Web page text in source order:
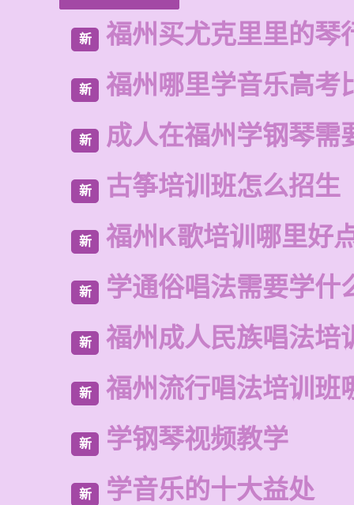
新 福州买尤克里里的琴
新 福州哪里学音乐高考
新 成人在福州学钢琴需
新 古筝培训班怎么招生
新 福州K歌培训哪里好
新 学通俗唱法需要学什
新 福州成人民族唱法培
新 福州流行唱法培训班
新 学钢琴视频教学
新 学音乐的十大益处